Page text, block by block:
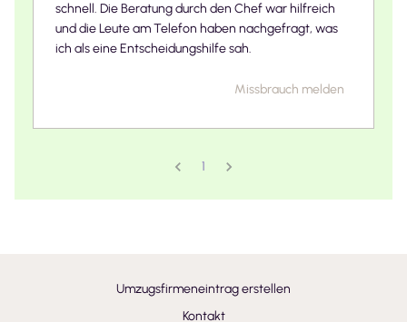
schnell. Die Beratung durch den Chef war hilfreich
und die Leute am Telefon haben nachgefragt, was
ich als eine Entscheidungshilfe sah.
Missbrauch melden
1
Umzugsfirmeneintrag erstellen
Kontakt